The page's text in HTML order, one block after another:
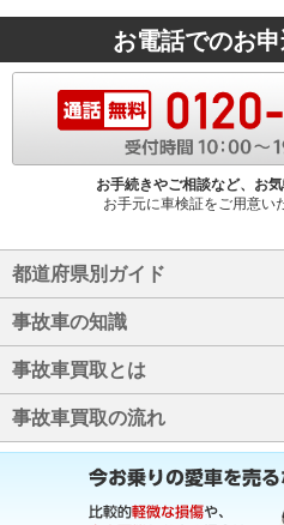
お電話でのお
お手続きやご相談など、お
お手元に車検証をご用意い
都道府県別ガイド
事故車の知識
事故車買取とは
事故車買取の流れ